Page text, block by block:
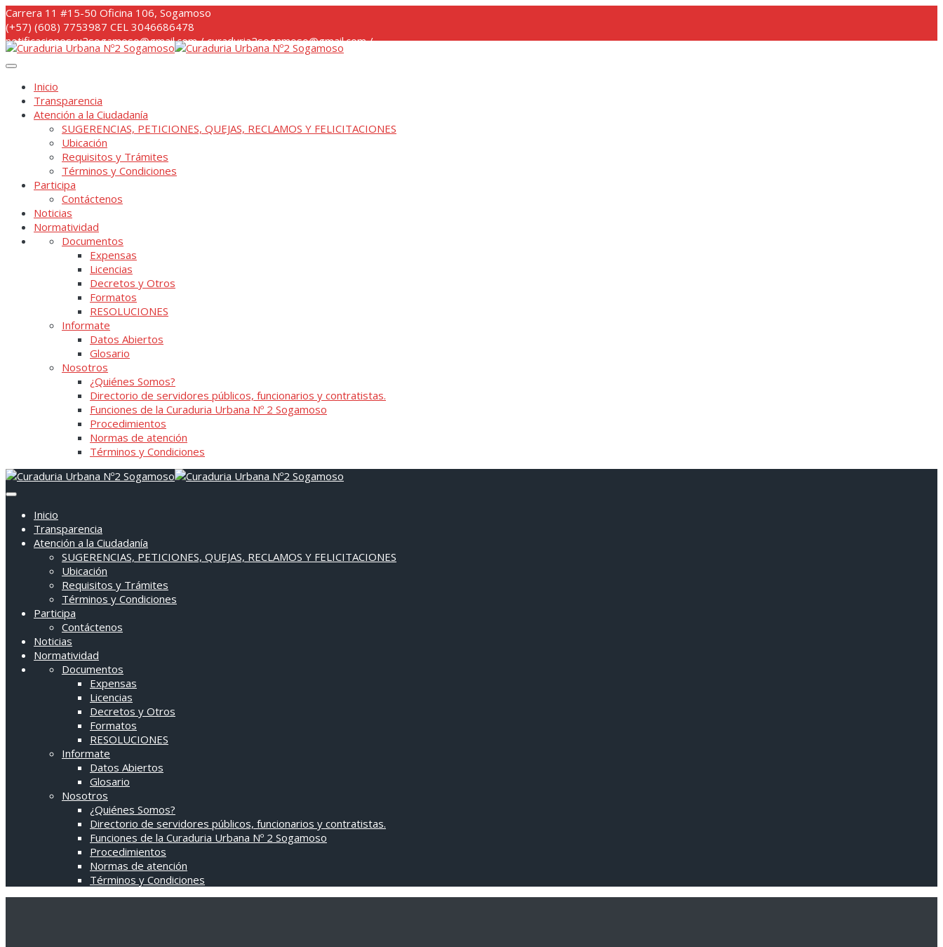
Skip
to
content
Carrera 11 #15-50 Oficina 106, Sogamoso
(+57) (608) 7753987 CEL 3046686478
notificacionescu2sogamoso@gmail.com / curaduria2sogamoso@gmail.com /
Inicio
Transparencia
Atención a la Ciudadanía
SUGERENCIAS, PETICIONES, QUEJAS, RECLAMOS Y FELICITACIONES
Ubicación
Requisitos y Trámites
Términos y Condiciones
Participa
Contáctenos
Noticias
Normatividad
Documentos
Expensas
Licencias
Decretos y Otros
Formatos
RESOLUCIONES
Informate
Datos Abiertos
Glosario
Nosotros
¿Quiénes Somos?
Directorio de servidores públicos, funcionarios y contratistas.
Funciones de la Curaduria Urbana Nº 2 Sogamoso
Procedimientos
Normas de atención
Términos y Condiciones
Inicio
Transparencia
Atención a la Ciudadanía
SUGERENCIAS, PETICIONES, QUEJAS, RECLAMOS Y FELICITACIONES
Ubicación
Requisitos y Trámites
Términos y Condiciones
Participa
Contáctenos
Noticias
Normatividad
Documentos
Expensas
Licencias
Decretos y Otros
Formatos
RESOLUCIONES
Informate
Datos Abiertos
Glosario
Nosotros
¿Quiénes Somos?
Directorio de servidores públicos, funcionarios y contratistas.
Funciones de la Curaduria Urbana Nº 2 Sogamoso
Procedimientos
Normas de atención
Términos y Condiciones